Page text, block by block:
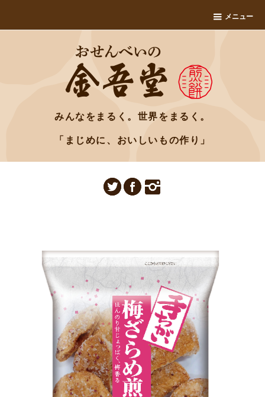
メニュー
みんなをまるく。世界をまるく。
「まじめに、おいしいもの作り」